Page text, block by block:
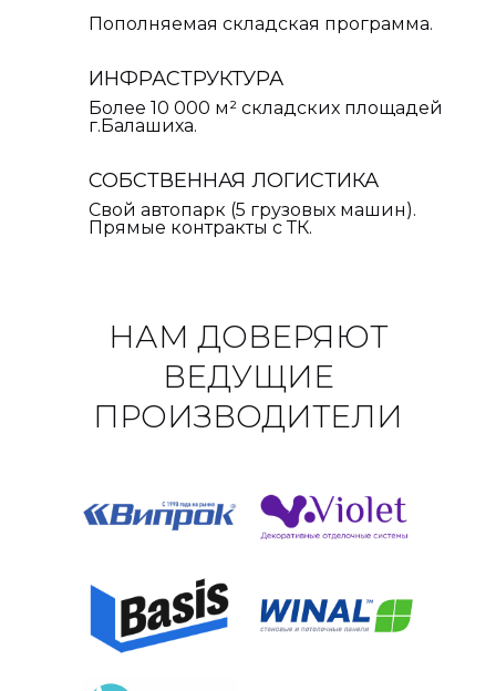
Пополняемая складская программа.
ИНФРАСТРУКТУРА
Более 10 000 м² складских площадей
г.Балашиха.
СОБСТВЕННАЯ ЛОГИСТИКА
Свой автопарк (5 грузовых машин).
Прямые контракты с ТК.
НАМ ДОВЕРЯЮТ
ВЕДУЩИЕ
ПРОИЗВОДИТЕЛИ